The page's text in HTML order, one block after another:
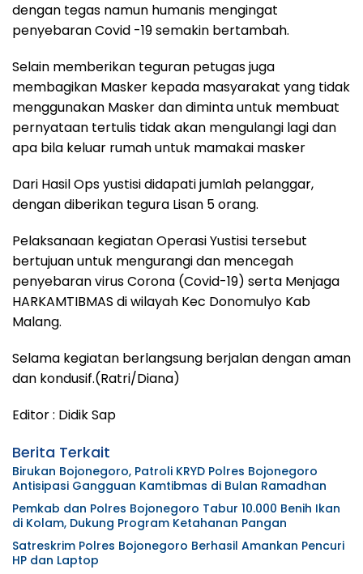
dengan tegas namun humanis mengingat
penyebaran Covid -19 semakin bertambah.
Selain memberikan teguran petugas juga
membagikan Masker kepada masyarakat yang tidak
menggunakan Masker dan diminta untuk membuat
pernyataan tertulis tidak akan mengulangi lagi dan
apa bila keluar rumah untuk mamakai masker
Dari Hasil Ops yustisi didapati jumlah pelanggar,
dengan diberikan tegura Lisan 5 orang.
Pelaksanaan kegiatan Operasi Yustisi tersebut
bertujuan untuk mengurangi dan mencegah
penyebaran virus Corona (Covid-19) serta Menjaga
HARKAMTIBMAS di wilayah Kec Donomulyo Kab
Malang.
Selama kegiatan berlangsung berjalan dengan aman
dan kondusif.(Ratri/Diana)
Editor : Didik Sap
Berita Terkait
Birukan Bojonegoro, Patroli KRYD Polres Bojonegoro
Antisipasi Gangguan Kamtibmas di Bulan Ramadhan
Pemkab dan Polres Bojonegoro Tabur 10.000 Benih Ikan
di Kolam, Dukung Program Ketahanan Pangan
Satreskrim Polres Bojonegoro Berhasil Amankan Pencuri
HP dan Laptop